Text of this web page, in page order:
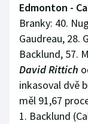
Edmonton -
Branky: 40.
Gaudreau, 28.
Backlund, 57.
David Rittich
inkasoval dvě
měl 91,67
1. Backlund